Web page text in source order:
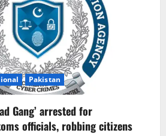
Pakistan
Gang’ arrested for
officials, robbing citizens